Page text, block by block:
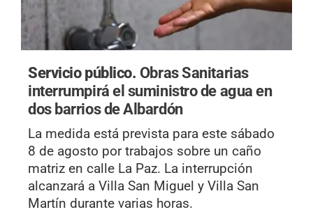
Servicio público. Obras Sanitarias
interrumpirá el suministro de agua en
dos barrios de Albardón
La medida está prevista para este sábado
8 de agosto por trabajos sobre un caño
matriz en calle La Paz. La interrupción
alcanzará a Villa San Miguel y Villa San
Martín durante varias horas.